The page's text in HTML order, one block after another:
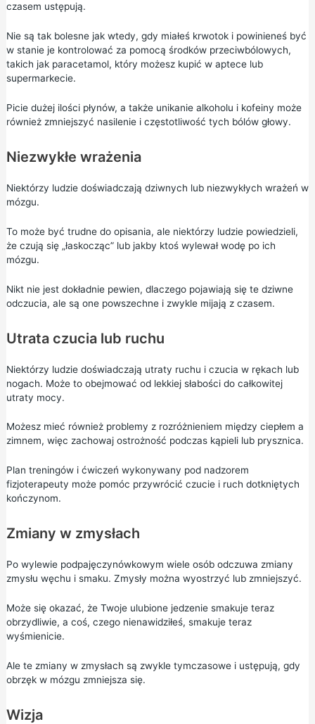
czasem ustępują.
Nie są tak bolesne jak wtedy, gdy miałeś krwotok i powinieneś być
w stanie je kontrolować za pomocą środków przeciwbólowych,
takich jak paracetamol, który możesz kupić w aptece lub
supermarkecie.
Picie dużej ilości płynów, a także unikanie alkoholu i kofeiny może
również zmniejszyć nasilenie i częstotliwość tych bólów głowy.
Niezwykłe wrażenia
Niektórzy ludzie doświadczają dziwnych lub niezwykłych wrażeń w
mózgu.
To może być trudne do opisania, ale niektórzy ludzie powiedzieli,
że czują się „łaskocząc” lub jakby ktoś wylewał wodę po ich
mózgu.
Nikt nie jest dokładnie pewien, dlaczego pojawiają się te dziwne
odczucia, ale są one powszechne i zwykle mijają z czasem.
Utrata czucia lub ruchu
Niektórzy ludzie doświadczają utraty ruchu i czucia w rękach lub
nogach. Może to obejmować od lekkiej słabości do całkowitej
utraty mocy.
Możesz mieć również problemy z rozróżnieniem między ciepłem a
zimnem, więc zachowaj ostrożność podczas kąpieli lub prysznica.
Plan treningów i ćwiczeń wykonywany pod nadzorem
fizjoterapeuty może pomóc przywrócić czucie i ruch dotkniętych
kończynom.
Zmiany w zmysłach
Po wylewie podpajęczynówkowym wiele osób odczuwa zmiany
zmysłu węchu i smaku. Zmysły można wyostrzyć lub zmniejszyć.
Może się okazać, że Twoje ulubione jedzenie smakuje teraz
obrzydliwie, a coś, czego nienawidziłeś, smakuje teraz
wyśmienicie.
Ale te zmiany w zmysłach są zwykle tymczasowe i ustępują, gdy
obrzęk w mózgu zmniejsza się.
Wizja